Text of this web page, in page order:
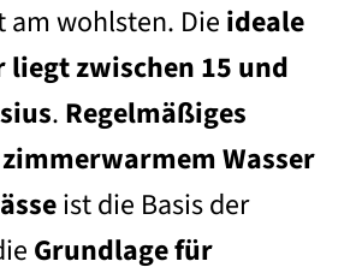
am wohlsten. Die ideale
liegt zwischen 15 und
. Regelmäßiges
Wasser
ist die Basis der
Grundlage für